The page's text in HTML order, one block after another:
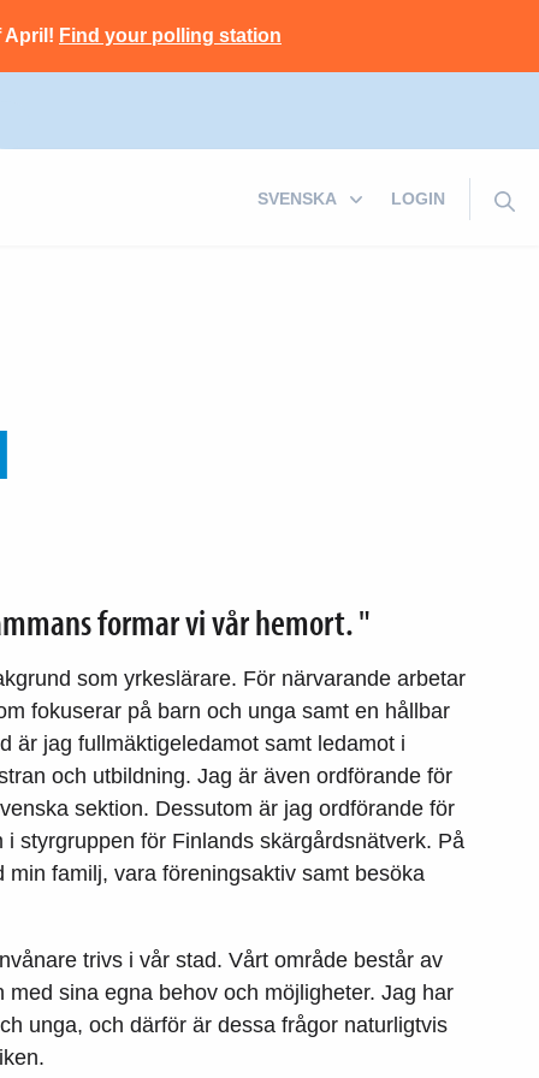
April! Find your polling station
LOGIN
formar vi vår hemort. "
som yrkeslärare. För närvarande arbetar
fokuserar på barn och unga samt en hållbar
är jag fullmäktigeledamot samt ledamot i
och utbildning. Jag är även ordförande för
sektion. Dessutom är jag ordförande för
styrgruppen för Finlands skärgårdsnätverk. På
familj, vara föreningsaktiv samt besöka
trivs i vår stad. Vårt område består av
sina egna behov och möjligheter. Jag har
unga, och därför är dessa frågor naturligtvis